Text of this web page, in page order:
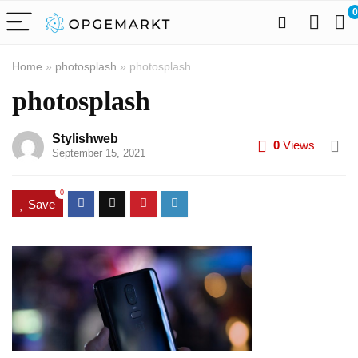
0
Home » photosplash » photosplash
photosplash
Stylishweb
September 15, 2021
0 Views
Save
0